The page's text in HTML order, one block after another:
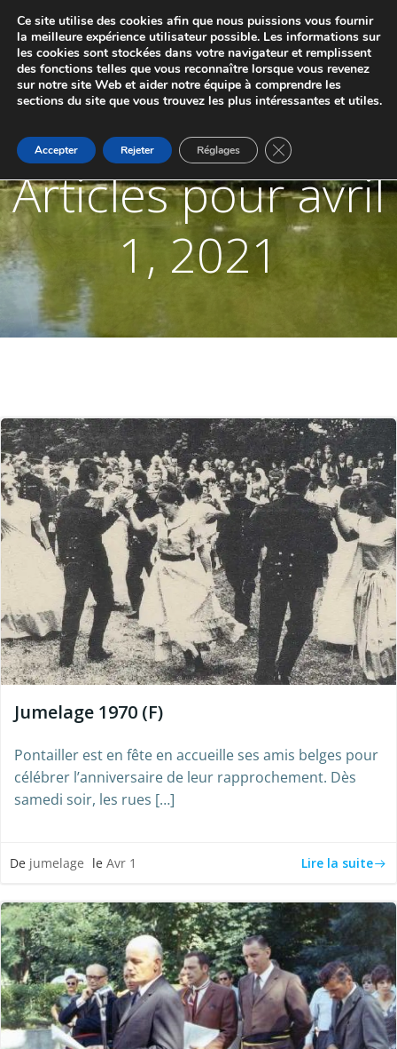
au
contenu
JUMELAGE DE MARCHE-LES-DAMES ET
PONTAILLER-SUR-SAÔNE
Articles pour avril
1, 2021
Jumelage 1970 (F)
Pontailler est en fête en accueille ses amis belges pour
célébrer l’anniversaire de leur rapprochement. Dès
samedi soir, les rues […]
De jumelage le Avr 1 Lire la suite
Ce site utilise des cookies afin que nous puissions vous fournir
la meilleure expérience utilisateur possible. Les informations sur
les cookies sont stockées dans votre navigateur et remplissent
des fonctions telles que vous reconnaître lorsque vous revenez
sur notre site Web et aider notre équipe à comprendre les
sections du site que vous trouvez les plus intéressantes et utiles.
Accepter Rejeter Réglages Fermer la bannière